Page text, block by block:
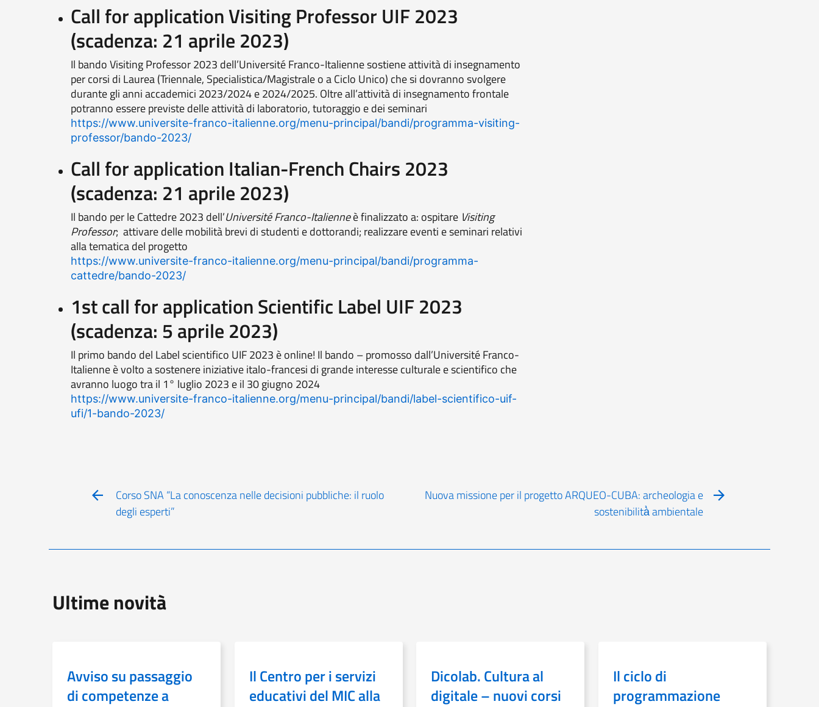
Call for application Visiting Professor UIF 2023
(scadenza: 21 aprile 2023)
Il bando Visiting Professor 2023 dell’Université Franco-Italienne sostiene attività di insegnamento
per corsi di Laurea (Triennale, Specialistica/Magistrale o a Ciclo Unico) che si dovranno svolgere
durante gli anni accademici 2023/2024 e 2024/2025. Oltre all’attività di insegnamento frontale
potranno essere previste delle attività di laboratorio, tutoraggio e dei seminari
https://www.universite-franco-italienne.org/menu-principal/bandi/programma-visiting-
professor/bando-2023/
Call for application Italian-French Chairs 2023
(scadenza: 21 aprile 2023)
Il bando per le Cattedre 2023 dell’Université Franco-Italienneè finalizzato a: ospitare Visiting
Professor; attivare delle mobilità brevi di studenti e dottorandi; realizzare eventi e seminari relativi
alla tematica del progetto
https://www.universite-franco-italienne.org/menu-principal/bandi/programma-
cattedre/bando-2023/
1st call for application Scientific Label UIF 2023
(scadenza: 5 aprile 2023)
Il primo bando del Label scientifico UIF 2023 è online! Il bando – promosso dall’Université Franco-
Italienne è volto a sostenere iniziative italo-francesi di grande interesse culturale e scientifico che
avranno luogo tra il 1° luglio 2023 e il 30 giugno 2024
https://www.universite-franco-italienne.org/menu-principal/bandi/label-scientifico-uif-
ufi/1-bando-2023/
Corso SNA “La conoscenza nelle decisioni pubbliche: il ruolo
degli esperti”
Nuova missione per il progetto ARQUEO-CUBA: archeologia e
sostenibilità̀ ambientale
Ultime novità
Avviso su passaggio
di competenze a
Il Centro per i servizi
educativi del MIC alla
Dicolab. Cultura al
digitale – nuovi corsi
Il ciclo di
programmazione